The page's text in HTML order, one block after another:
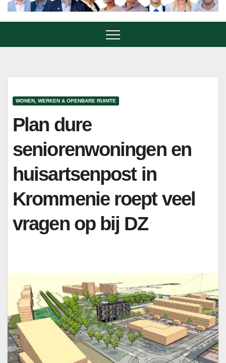
WONEN, WERKEN & OPENBARE RUIMTE
Plan dure
seniorenwoningen en
huisartsenpost in
Krommenie roept veel
vragen op bij DZ